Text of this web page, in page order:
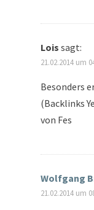
Lois sagt:
21.02.2014 um
Besonders
(Backlinks
von Fes
Wolfgang
21.02.2014 um